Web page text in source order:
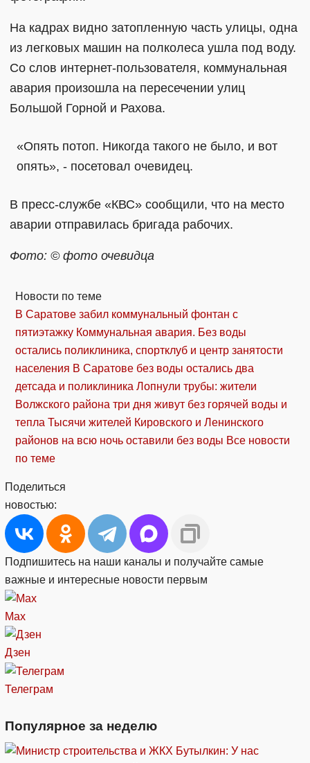
На кадрах видно затопленную часть улицы, одна
из легковых машин на полколеса ушла под воду.
Со слов интернет-пользователя, коммунальная
авария произошла на пересечении улиц
Большой Горной и Рахова.
«Опять потоп. Никогда такого не было, и вот
опять», - посетовал очевидец.
В пресс-службе «КВС» сообщили, что на место
аварии отправилась бригада рабочих.
Фото: © фото очевидца
Новости по теме
В Саратове забил коммунальный фонтан с
пятиэтажку Коммунальная авария. Без воды
остались поликлиника, спортклуб и центр занятости
населения В Саратове без воды остались два
детсада и поликлиника Лопнули трубы: жители
Волжского района три дня живут без горячей воды и
тепла Тысячи жителей Кировского и Ленинского
районов на всю ночь оставили без воды Все новости
по теме
Поделиться
новостью:
Подпишитесь на наши каналы и получайте самые
важные и интересные новости первым
Max
Дзен
Телеграм
Популярное за неделю